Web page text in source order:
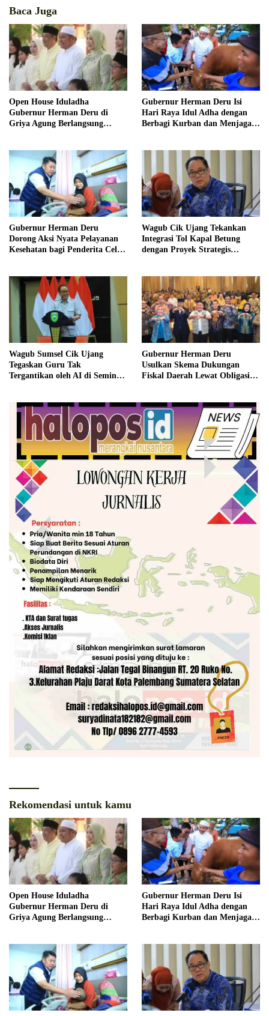
Baca Juga
Open House Iduladha
Gubernur Herman Deru di
Griya Agung Berlangsung
Gubernur Herman Deru Isi
Hari Raya Idul Adha dengan
Berbagi Kurban dan Menjaga
Gubernur Herman Deru
Dorong Aksi Nyata Pelayanan
Kesehatan bagi Penderita Celah
Wagub Cik Ujang Tekankan
Integrasi Tol Kapal Betung
dengan Proyek Strategis
Wagub Sumsel Cik Ujang
Tegaskan Guru Tak
Tergantikan oleh AI di Seminar
Gubernur Herman Deru
Usulkan Skema Dukungan
Fiskal Daerah Lewat Obligasi
Rekomendasi untuk kamu
Open House Iduladha
Gubernur Herman Deru di
Griya Agung Berlangsung
Gubernur Herman Deru Isi
Hari Raya Idul Adha dengan
Berbagi Kurban dan Menjaga